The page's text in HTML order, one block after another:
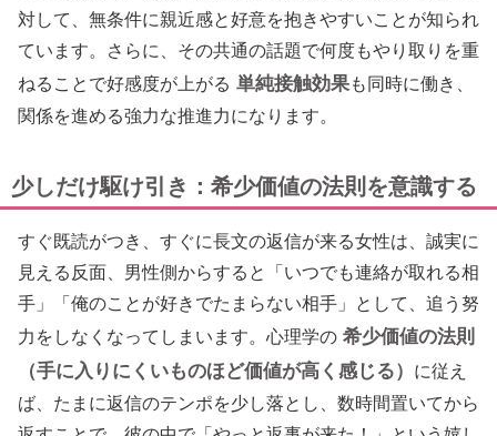
対して、無条件に親近感と好意を抱きやすいことが知られ
ています。さらに、その共通の話題で何度もやり取りを重
ねることで好感度が上がる 単純接触効果も同時に働き、
関係を進める強力な推進力になります。
少しだけ駆け引き：希少価値の法則を意識する
すぐ既読がつき、すぐに長文の返信が来る女性は、誠実に
見える反面、男性側からすると「いつでも連絡が取れる相
手」「俺のことが好きでたまらない相手」として、追う努
力をしなくなってしまいます。心理学の 希少価値の法則
（手に入りにくいものほど価値が高く感じる）
に従え
ば、たまに返信のテンポを少し落とし、数時間置いてから